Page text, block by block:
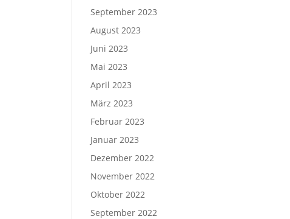
September 2023
August 2023
Juni 2023
Mai 2023
April 2023
März 2023
Februar 2023
Januar 2023
Dezember 2022
November 2022
Oktober 2022
September 2022